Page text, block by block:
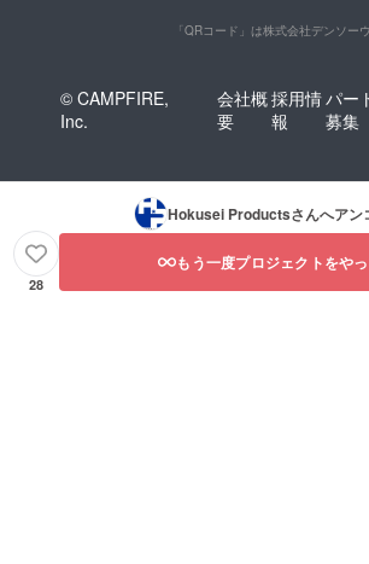
「QRコード」は株式会社デンソー
© CAMPFIRE,
Inc.
会社概
要
採用情
報
パー
募集
Hokusei Productsさんへアン
28
もう一度プロジェクトをや